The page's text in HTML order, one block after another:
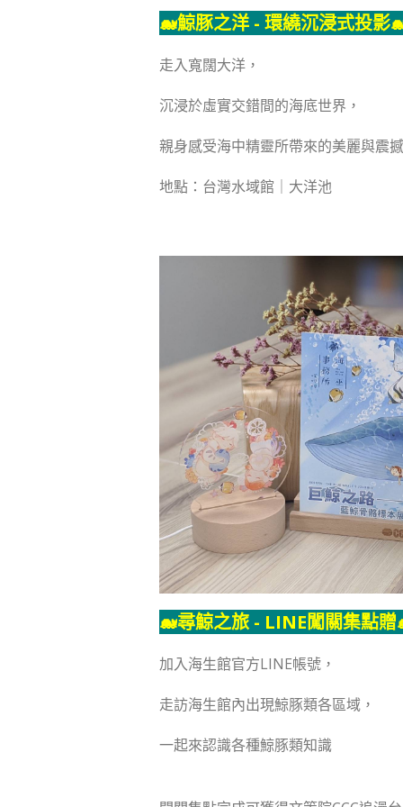
🐋鯨豚之洋 - 環繞沉浸式投影
走入寬闊大洋，
沉浸於虛實交錯間的海底世界，
親身感受海中精靈所帶來的美麗與震
地點：台灣水域館｜大洋池
🐋尋鯨之旅 - LINE闖關集點贈
加入海生館官方LINE帳號，
走訪海生館內出現鯨豚類各區域，
一起來認識各種鯨豚類知識